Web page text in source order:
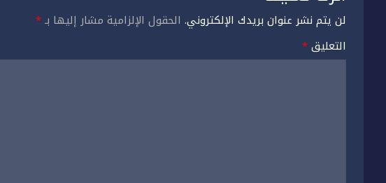
لن يتم نشر عنوان بريدك الإلكتروني. الحقول الإلزامية مشار إليها بـ*
التعليق*